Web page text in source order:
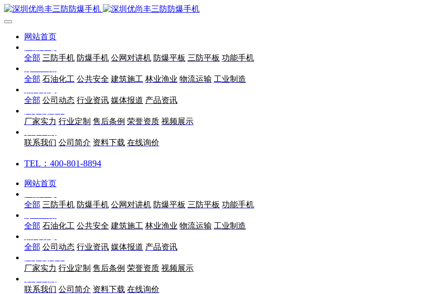
网站首页
全部 三防手机 防爆手机 公网对讲机 防爆平板 三防平板 功能手机
全部 石油化工 公共安全 建筑施工 林业渔业 物流运输 工业制造
全部 公司动态 行业资讯 媒体报道 产品资讯
厂家实力 行业定制 售后条例 荣誉资质 视频展示
联系我们 公司简介 资料下载 在线询价
TEL：400-801-8894
网站首页
全部 三防手机 防爆手机 公网对讲机 防爆平板 三防平板 功能手机
全部 石油化工 公共安全 建筑施工 林业渔业 物流运输 工业制造
全部 公司动态 行业资讯 媒体报道 产品资讯
厂家实力 行业定制 售后条例 荣誉资质 视频展示
联系我们 公司简介 资料下载 在线询价